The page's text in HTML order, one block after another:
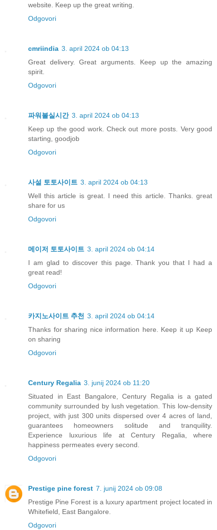
website. Keep up the great writing.
Odgovori
cmriindia 3. april 2024 ob 04:13
Great delivery. Great arguments. Keep up the amazing
spirit.
Odgovori
파워볼실시간 3. april 2024 ob 04:13
Keep up the good work. Check out more posts. Very good
starting, goodjob
Odgovori
사설 토토사이트 3. april 2024 ob 04:13
Well this article is great. I need this article. Thanks. great
share for us
Odgovori
메이저 토토사이트 3. april 2024 ob 04:14
I am glad to discover this page. Thank you that I had a
great read!
Odgovori
카지노사이트 추천 3. april 2024 ob 04:14
Thanks for sharing nice information here. Keep it up Keep
on sharing
Odgovori
Century Regalia 3. junij 2024 ob 11:20
Situated in East Bangalore, Century Regalia is a gated
community surrounded by lush vegetation. This low-density
project, with just 300 units dispersed over 4 acres of land,
guarantees homeowners solitude and tranquility.
Experience luxurious life at Century Regalia, where
happiness permeates every second.
Odgovori
Prestige pine forest 7. junij 2024 ob 09:08
Prestige Pine Forest is a luxury apartment project located in
Whitefield, East Bangalore.
Odgovori